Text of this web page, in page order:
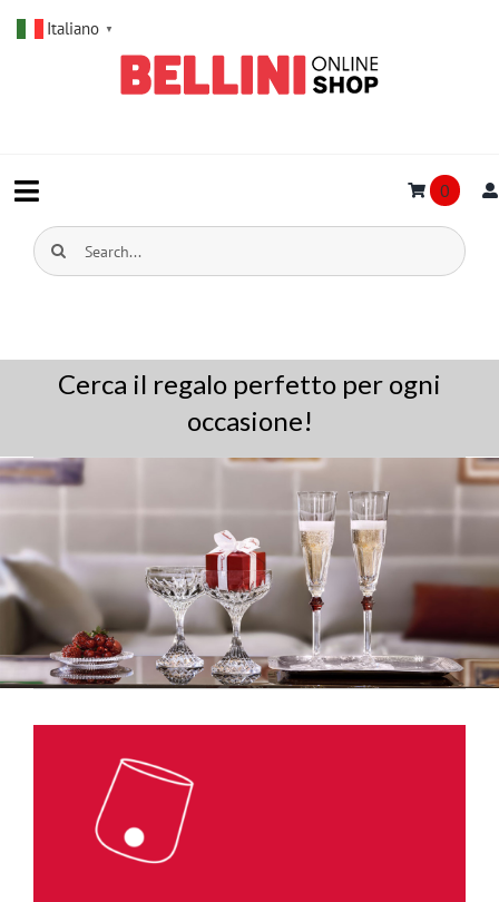
Toggle
Navigation
HOME
OFFERTE
ILLUMINAZIONE
FUORI PRODUZIONE
BOMBONIERE
LISTE DI NOZZE
0
Cerca
per:
Cerca il regalo perfetto per ogni
occasione!
Italiano ▼